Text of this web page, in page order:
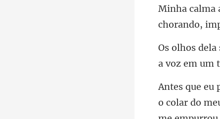
a voz em um
o colar do